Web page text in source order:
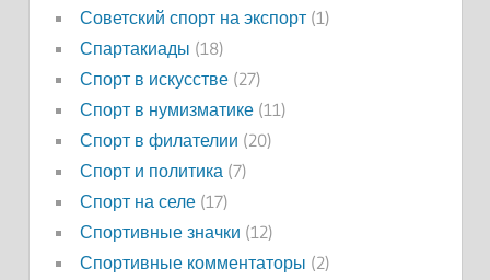
Советский спорт на экспорт(1)
Спартакиады (18)
Спорт в искусстве(27)
Спорт в нумизматике(11)
Спорт в филателии (20)
Спорт и политика (7)
Спорт на селе(17)
Спортивные значки (12)
Спортивные комментаторы (2)